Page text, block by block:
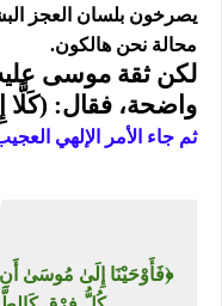
يصرخون بلسان العجز
محالة نحن هالكون.
لكن ثقة موسى
واضحة، فقال:
ثم جاء الأمر الإلهي
﴿فَأَوْحَيْنَا إِلَىٰ مُوسَىٰ